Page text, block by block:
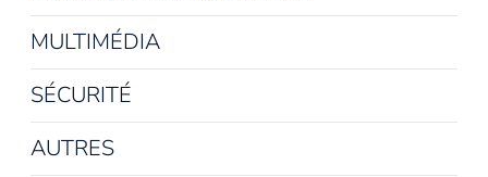
MULTIMÉDIA
SÉCURITÉ
AUTRES